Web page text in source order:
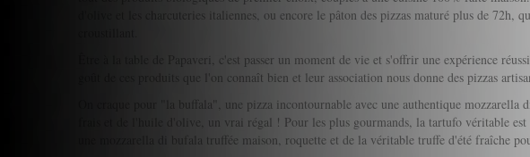
d'olive et les charcuteries italiennes, ou encore le pâton des pizzas maturé plus de 72h,
Être à la table de Papaveri, c'est passer un moment de vie et s'offrir une expérience
goût de ces produits que l'on connaît bien et leur association nous donne des pizzas
On craque pour "la buffala", une pizza incontournable avec une authentique mozzarella
frais et de l'huile d'olive, un vrai régal ! Pour les plus gourmands, la tartufo véritable
une mozzarella di bufala truffée maison, roquette et de la véritable truffe d'été fraîche